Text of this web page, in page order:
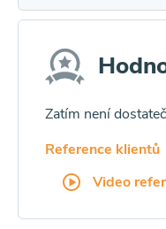
Zatím není
Reference klientů
Video